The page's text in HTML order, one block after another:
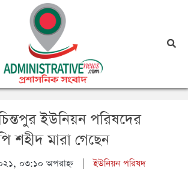
ইউনিয়ন পরিষদের
শহীদ মারা গেছেন
০৩:১০ অপরাহ্ন|ইউনিয়ন পরিষদ